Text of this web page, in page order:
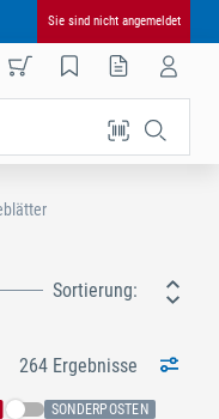
Sie sind nicht angemeldet
Sortierung:
264 Ergebnisse
SONDERPOSTEN